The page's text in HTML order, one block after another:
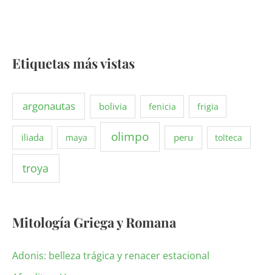
Etiquetas más vistas
argonautas bolivia fenicia frigia
iliada maya olimpo peru tolteca
troya
Mitología Griega y Romana
Adonis: belleza trágica y renacer estacional